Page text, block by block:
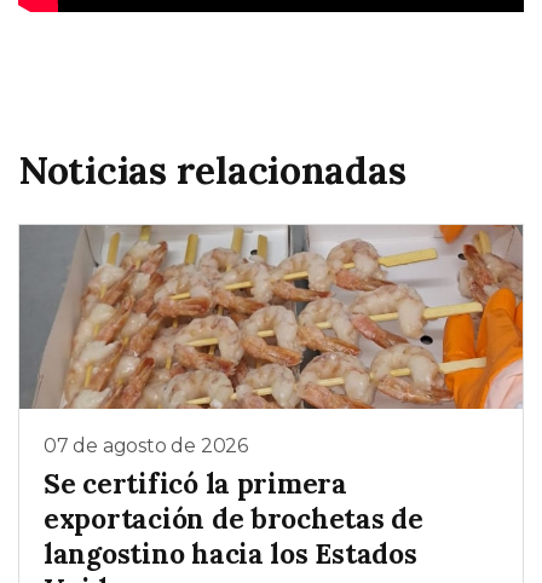
Noticias relacionadas
07 de agosto de 2026
Se certificó la primera
exportación de brochetas de
langostino hacia los Estados